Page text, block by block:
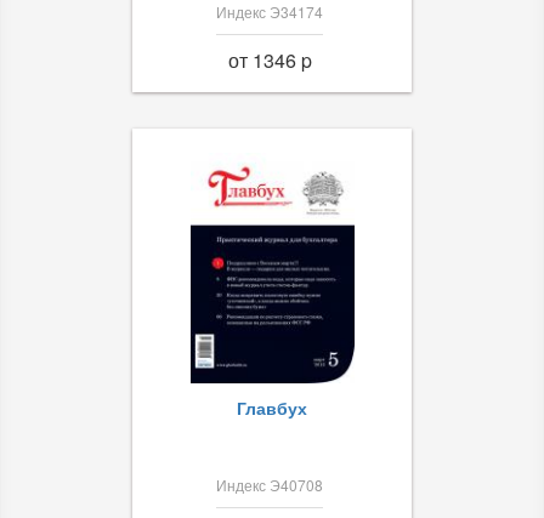
Индекс Э34174
от 1346 p
Главбух
Индекс Э40708